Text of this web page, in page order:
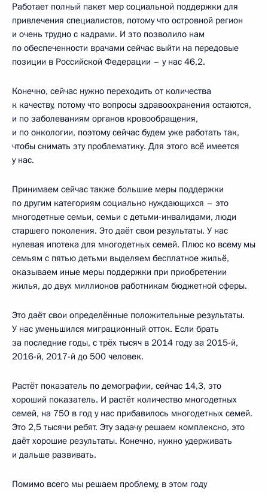
Работает полный пакет мер социальной поддержки для
привлечения специалистов, потому что островной регион
и очень трудно с кадрами. И это позволило нам
по обеспеченности врачами сейчас выйти на передовые
позиции в Российской Федерации – у нас 46,2.
Конечно, сейчас нужно переходить от количества
к качеству, потому что вопросы здравоохранения остаются,
и по заболеваниям органов кровообращения,
и по онкологии, поэтому сейчас будем уже работать так,
чтобы снимать эту проблематику. Для этого всё имеется
у нас.
Принимаем сейчас также большие меры поддержки
по другим категориям социально нуждающихся – это
многодетные семьи, семьи с детьми-инвалидами, люди
старшего поколения. Это даёт свои результаты. У нас
нулевая ипотека для многодетных семей. Плюс ко всему мы
семьям с пятью детьми выделяем бесплатное жильё,
оказываем иные меры поддержки при приобретении
жилья, до двух миллионов работникам бюджетной сферы.
Это даёт свои определённые положительные результаты.
У нас уменьшился миграционный отток. Если брать
за последние годы, с трёх тысяч в 2014 году за 2015-й,
2016-й, 2017-й до 500 человек.
Растёт показатель по демографии, сейчас 14,3, это
хороший показатель. И растёт количество многодетных
семей, на 750 в год у нас прибавилось многодетных семей.
Это 2,5 тысячи ребят. Эту задачу решаем комплексно, это
даёт хорошие результаты. Конечно, нужно удерживать
и дальше развивать.
Помимо всего мы решаем проблему, в этом году